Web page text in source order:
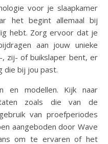
voor je slaapkamer
het begint allemaal bij
hebt. Zorg ervoor dat je
aan jouw unieke
zij- of buikslaper bent, er
die bij jou past.
en modellen. Kijk naar
zoals die van de
van proefperiodes
aangeboden door Wave
om te ervaren of het